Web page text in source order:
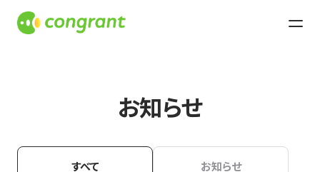
お知らせ
すべて お知らせ